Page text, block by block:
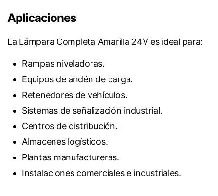
Aplicaciones
La Lámpara Completa Amarilla 24V es ideal para:
Rampas niveladoras.
Equipos de andén de carga.
Retenedores de vehículos.
Sistemas de señalización industrial.
Centros de distribución.
Almacenes logísticos.
Plantas manufactureras.
Instalaciones comerciales e industriales.